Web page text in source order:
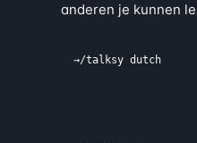
anderen je kunnen
→/talksy dutch